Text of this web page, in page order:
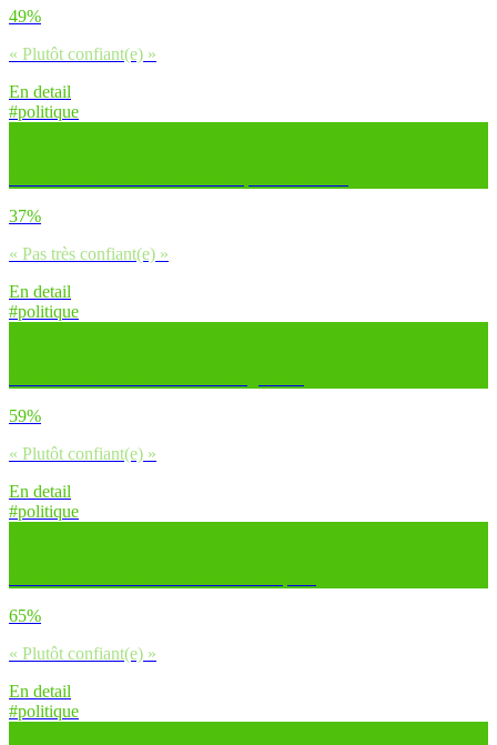
49%
« Plutôt confiant(e) »
En detail
#politique
37%
« Pas très confiant(e) »
En detail
#politique
59%
« Plutôt confiant(e) »
En detail
#politique
65%
« Plutôt confiant(e) »
En detail
#politique